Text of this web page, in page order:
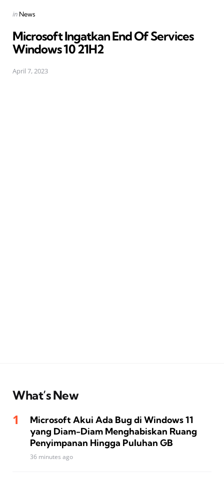
Posted
in News
Microsoft Ingatkan End Of Services
Windows 10 21H2
April 7, 2023
What’s New
Microsoft Akui Ada Bug di Windows 11
yang Diam-Diam Menghabiskan Ruang
Penyimpanan Hingga Puluhan GB
36 minutes ago